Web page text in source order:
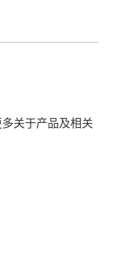
关于产品及相关